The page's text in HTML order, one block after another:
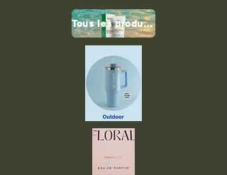
Tous les produits